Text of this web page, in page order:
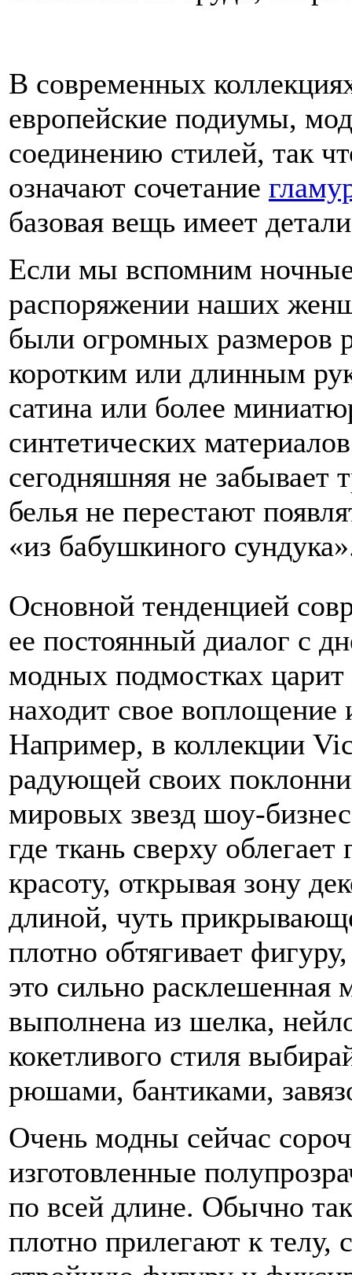
В современных
европейские подиумы,
соединению стилей, так
означают сочетание
базовая вещь имеет
Если мы вспомним
распоряжении наших
были огромных размеров
коротким или длинным
сатина или более
синтетических
сегодняшняя не забывает
белья не перестают
«из бабушкиного
Основной тенденцией
ее постоянный диалог с
модных подмостках
находит свое
Например, в коллекции
радующей своих
мировых звезд шоу-
где ткань сверху
красоту, открывая зону
длиной, чуть
плотно обтягивает
это сильно
выполнена из шелка,
кокетливого стиля
рюшами, бантиками,
Очень модны сейчас
изготовленные
по всей длине. Обычно
плотно прилегают к телу,